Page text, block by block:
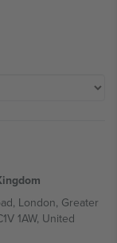
London, Greater
1AW, United